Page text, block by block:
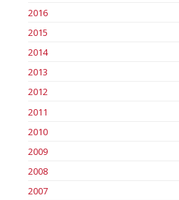
2016
2015
2014
2013
2012
2011
2010
2009
2008
2007